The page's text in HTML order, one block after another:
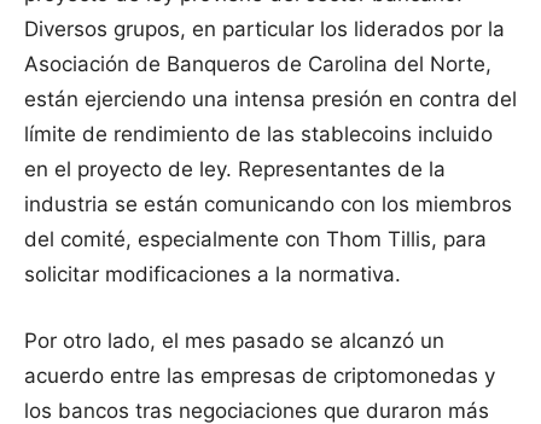
Diversos grupos, en particular los liderados por la
Asociación de Banqueros de Carolina del Norte,
están ejerciendo una intensa presión en contra del
límite de rendimiento de las stablecoins incluido
en el proyecto de ley. Representantes de la
industria se están comunicando con los miembros
del comité, especialmente con Thom Tillis, para
solicitar modificaciones a la normativa.
Por otro lado, el mes pasado se alcanzó un
acuerdo entre las empresas de criptomonedas y
los bancos tras negociaciones que duraron más